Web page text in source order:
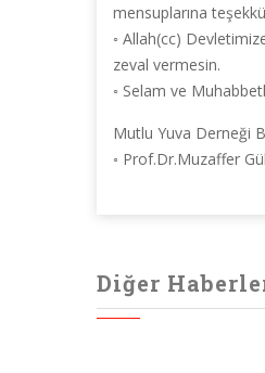
mensuplarına
◦ Allah(cc)
zeval vermesin.
◦ Selam ve
Mutlu Yuva Derneği
◦ Prof.Dr.Muzaffer
Diğer